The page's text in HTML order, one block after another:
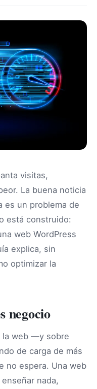
visitas,
La buena noticia
es un problema de
está construido:
web WordPress
explica, sin
optimizar la
negocio
la web —y sobre
de carga de más
no espera. Una web
nada,